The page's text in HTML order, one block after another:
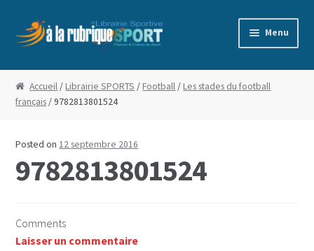
Aller
à
Aller
au
Menu
Accueil
Blog
Boutique
Commande
Conditions Générales de Vente
Accueil / Librairie SPORTS / Football / Les stades du football
français / 9782813801524
Posted on 12 septembre 2016
9782813801524
Comments
Laisser un commentaire